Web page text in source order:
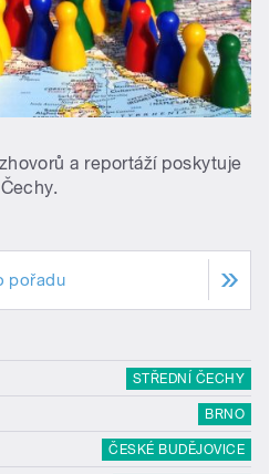
a reportáží poskytuje
pořadu
STŘEDNÍ ČECHY
BRNO
ČESKÉ BUDĚJOVICE